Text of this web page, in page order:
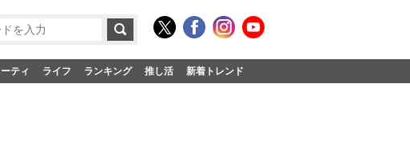
ティ ライフ ランキング 推し活 新着トレンド